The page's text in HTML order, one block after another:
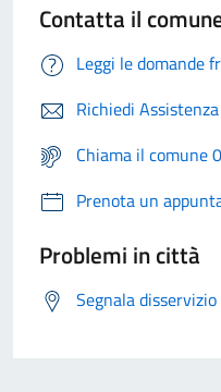
Contatta il
Leggi le domande
Richiedi Assistenza
Chiama il comune
Prenota un
Problemi in città
Segnala disservizio